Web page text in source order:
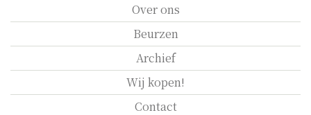
Over ons
Beurzen
Archief
Wij kopen!
Contact